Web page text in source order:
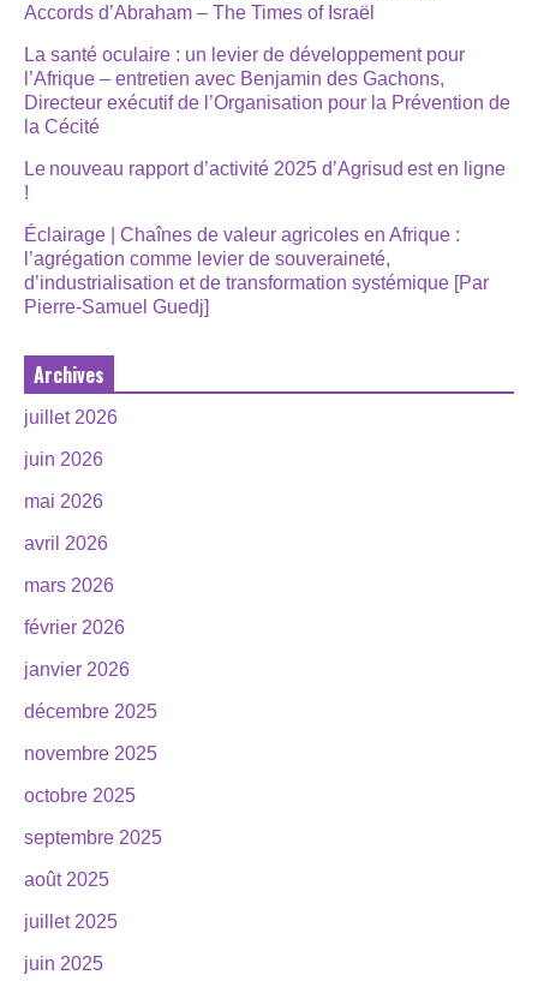
Accords d’Abraham – The Times of Israël
La santé oculaire : un levier de développement pour
l’Afrique – entretien avec Benjamin des Gachons,
Directeur exécutif de l’Organisation pour la Prévention de
la Cécité
Le nouveau rapport d’activité 2025 d’Agrisud est en ligne
!
Éclairage | Chaînes de valeur agricoles en Afrique :
l’agrégation comme levier de souveraineté,
d’industrialisation et de transformation systémique [Par
Pierre-Samuel Guedj]
Archives
juillet 2026
juin 2026
mai 2026
avril 2026
mars 2026
février 2026
janvier 2026
décembre 2025
novembre 2025
octobre 2025
septembre 2025
août 2025
juillet 2025
juin 2025